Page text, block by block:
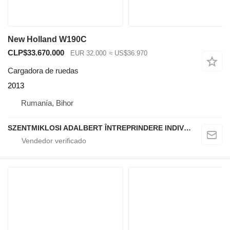
New Holland W190C
CLP$33.670.000
EUR 32.000 ≈ US$36.970
Cargadora de ruedas
2013
Rumanía, Bihor
SZENTMIKLOSI ADALBERT ÎNTREPRINDERE INDIVIDUALĂ